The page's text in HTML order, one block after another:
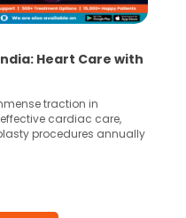
Steps for
sperm collection and
reproductive techniques
(IVF) and intrauterine
they process the